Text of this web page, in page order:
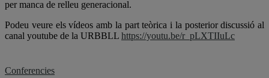
per manca de relleu generacional.
Podeu veure els vídeos amb la part teòrica i la posterior discussió al
canal youtube de la URBBLL https://youtu.be/r_pLXTIIuLc
Conferencies